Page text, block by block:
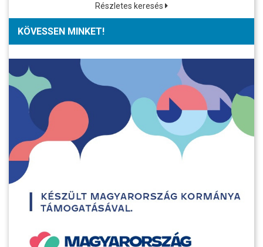
Részletes keresés
KÖVESSEN MINKET!